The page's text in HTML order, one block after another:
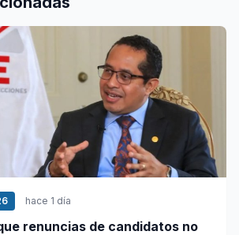
hace 1 día
renuncias de candidatos no